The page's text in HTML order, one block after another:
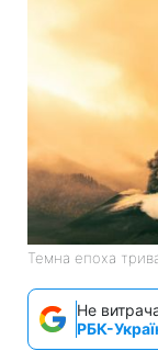
Темна епоха
Не
РБК-